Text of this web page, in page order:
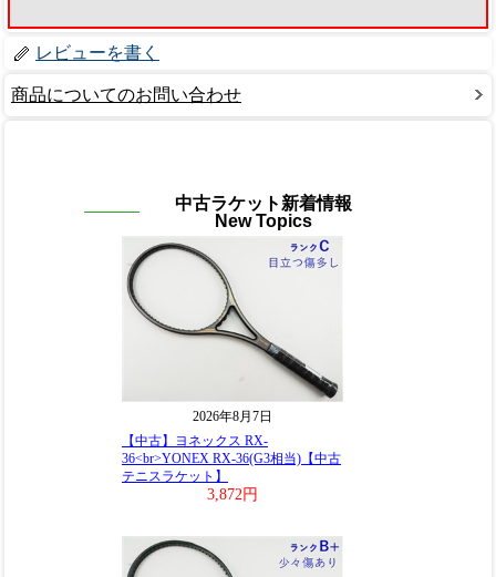
レビューを書く
商品についてのお問い合わせ
中古ラケット新着情報
New Topics